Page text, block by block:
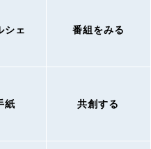
シェ 番組をみる
紙 共創する